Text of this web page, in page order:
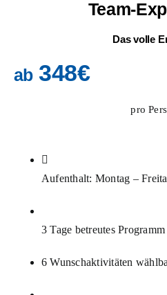
Team-
Das volle
ab348€
pro
Aufenthalt: Montag –
3 Tage betreutes
6 Wunschaktivitäten